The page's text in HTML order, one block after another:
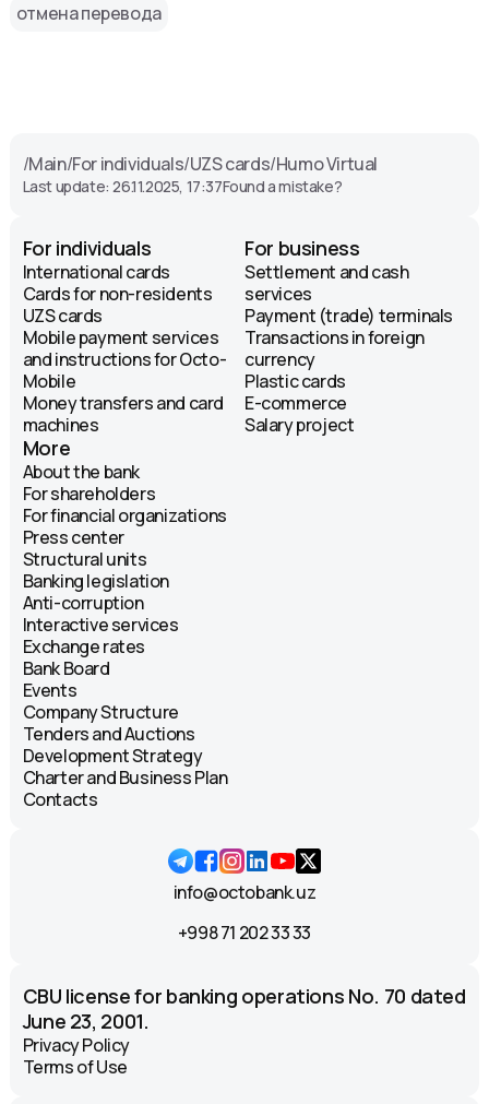
отмена перевода
/Main/For individuals/UZS cards/Humo Virtual
Last update: 26.11.2025, 17:37Found a mistake?
For individuals
International cards
Cards for non-residents
UZS cards
Mobile payment services
and instructions for Octo-
Mobile
Money transfers and card
machines
For business
Settlement and cash
services
Payment (trade) terminals
Transactions in foreign
currency
Plastic cards
E-commerce
Salary project
More
About the bank
For shareholders
For financial organizations
Press center
Structural units
Banking legislation
Anti-corruption
Interactive services
Exchange rates
Bank Board
Events
Company Structure
Tenders and Auctions
Development Strategy
Charter and Business Plan
Contacts
info@octobank.uz
+998 71 202 33 33
CBU license for banking operations No. 70 dated
June 23, 2001.
Privacy Policy
Terms of Use